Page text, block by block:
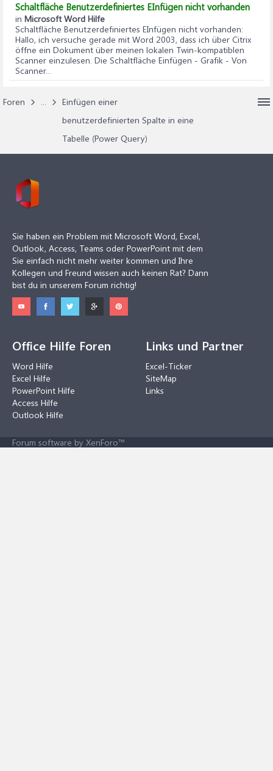
Schaltfläche Benutzerdefiniertes EInfügen nicht vorhanden
in Microsoft Word Hilfe
Schaltfläche Benutzerdefiniertes EInfügen nicht vorhanden:
Hallo, ich versuche gerade mit Word 2003, dass ich über Citrix
öffne ein Dokument über meinen lokalen Twin-kompatiblen
Scanner einzulesen. Die Schaltfläche Einfügen - Grafik - Von
Scanner...
Foren ...
Einfügen einer
benutzerdefinierten Spalte in eine
Tabelle (Power Query)
Sie haben ein Problem mit Microsoft Word, Excel,
Outlook, Access, Teams oder PowerPoint mit dem
Sie einfach nicht mehr weiter kommen und Ihre
Kollegen und Freund wissen auch keinen Rat? Dann
bist du in unserem Forum richtig!
Office Hilfe Foren
Word Hilfe
Excel Hilfe
PowerPoint Hilfe
Access Hilfe
Outlook Hilfe
Links und Partner
Excel-Ticker
SiteMap
Links
Forum software by XenForo™